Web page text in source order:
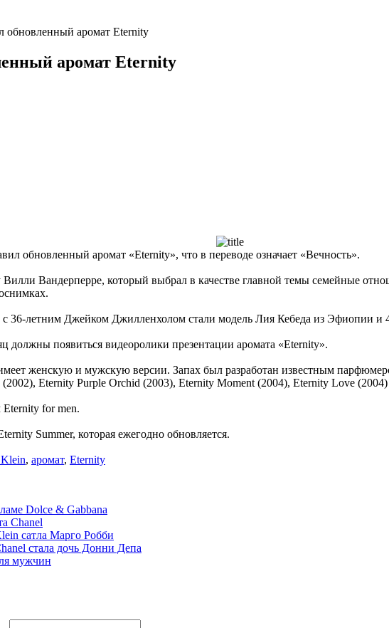
обновленный аромат Eternity
аромат Eternity
обновленный аромат «Eternity», что в переводе означает «Вечность».
Вандерперре, который выбрал в качестве главной темы семейные
36-летним Джейком Джилленхолом стали модель Лия Кебеда из Эфиопии и
должны появиться видеоролики презентации аромата «Eternity».
женскую и мужскую версии. Запах был разработан известным
Eternity Purple Orchid (2003), Eternity Moment (2004), Eternity Love
for men.
Summer, которая ежегодно обновляется.
, аромат, Eternity
Dolce & Gabbana
Chanel
сатла Марго Робби
стала дочь Донни Депа
мужчин